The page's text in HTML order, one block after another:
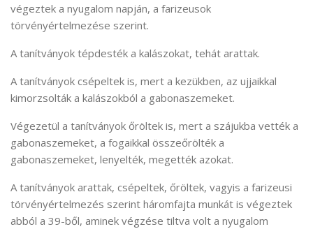
végeztek a nyugalom napján, a farizeusok
törvényértelmezése szerint.
A tanítványok tépdesték a kalászokat, tehát arattak.
A tanítványok csépeltek is, mert a kezükben, az ujjaikkal
kimorzsolták a kalászokból a gabonaszemeket.
Végezetül a tanítványok őröltek is, mert a szájukba vették a
gabonaszemeket, a fogaikkal összeőrölték a
gabonaszemeket, lenyelték, megették azokat.
A tanítványok arattak, csépeltek, őröltek, vagyis a farizeusi
törvényértelmezés szerint háromfajta munkát is végeztek
abból a 39-ből, aminek végzése tiltva volt a nyugalom